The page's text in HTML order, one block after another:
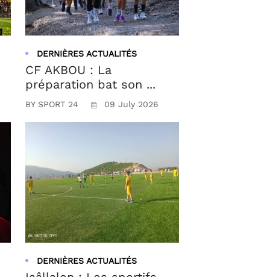
DERNIÈRES ACTUALITÉS
CF AKBOU : La
préparation bat son ...
BY SPORT 24 09 July 2026
DERNIÈRES ACTUALITÉS